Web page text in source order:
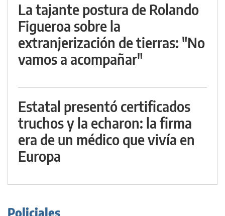
La tajante postura de Rolando
Figueroa sobre la
extranjerización de tierras: "No
vamos a acompañar"
Estatal presentó certificados
truchos y la echaron: la firma
era de un médico que vivía en
Europa
Policiales